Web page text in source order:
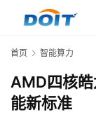
首页 智能算力
AMD四核
能新标准